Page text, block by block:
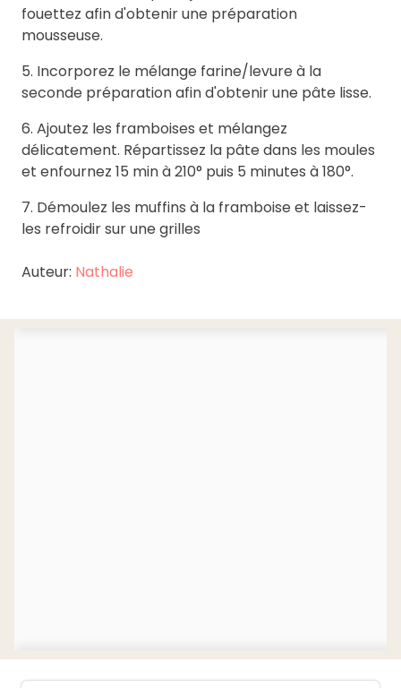
fouettez afin d'obtenir une préparation
mousseuse.
5. Incorporez le mélange farine/levure à la
seconde préparation afin d'obtenir une pâte lisse.
6. Ajoutez les framboises et mélangez
délicatement. Répartissez la pâte dans les moules
et enfournez 15 min à 210° puis 5 minutes à 180°.
7. Démoulez les muffins à la framboise et laissez-
les refroidir sur une grilles
Auteur: Nathalie